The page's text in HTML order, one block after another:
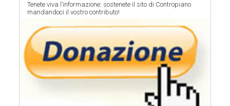
Tenete viva l’informazione: sostenete il sito di Contropiano
mandandoci il vostro contributo!